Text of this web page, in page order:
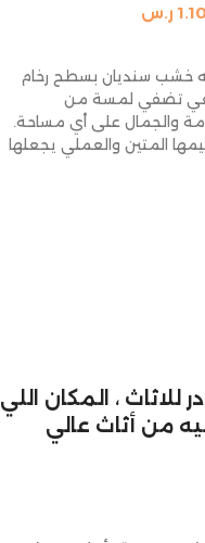
ر.س
خشب سنديان بسطح رخام
تضفي لمسة من
والجمال على أي مساحة.
المتين والعملي يجعلها
للاثاث ، المكان اللي
من أثاث عالي